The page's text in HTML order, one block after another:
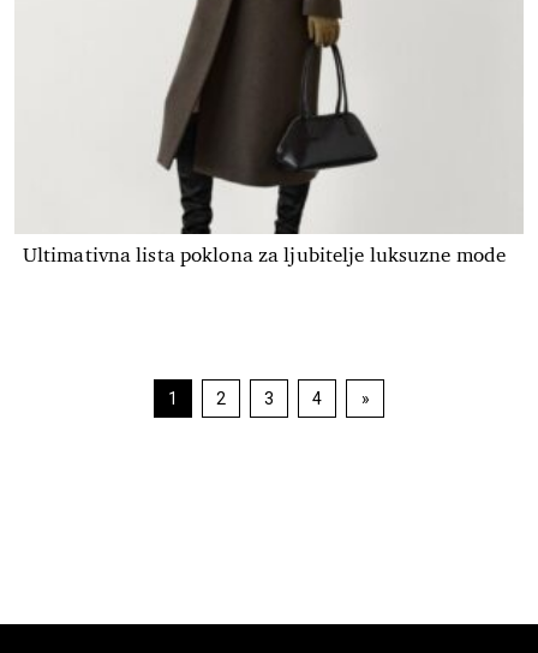
Ultimativna lista poklona za ljubitelje luksuzne mode
Strana
1
Strana
2
Strana
3
Strana
4 »